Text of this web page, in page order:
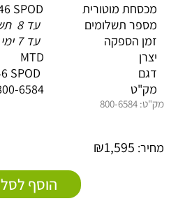
מכסחת מוטורית MTD SMART 46 SPOD
מספר תשלומיםעד 8 תשלומים
זמן הספקהעד 7 ימי עסקים
יצרן MTD
דגם SMART 46 SPOD
מק"ט
מק"ט: 800-6584
מחיר: ₪1,595
הוסף לסל